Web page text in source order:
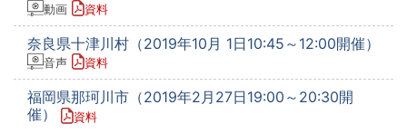
動画 資料
奈良県十津川村（2019年10月 1日10:45～12:00開催）
音声 資料
福岡県那珂川市（2019年2月27日19:00～20:30開
催）
資料